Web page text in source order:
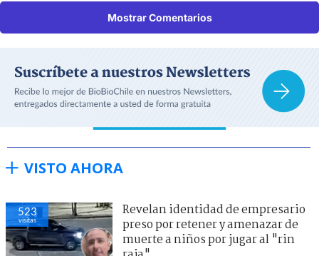
Mostrar Comentarios
VISTO AHORA
523
visitas
Revelan identidad de empresario
preso por retener y amenazar de
muerte a niños por jugar al "rin